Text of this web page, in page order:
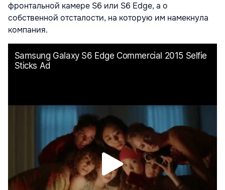
фронтальной камере S6 или S6 Edge, а о
собственной отсталости, на которую им намекнула
компания.